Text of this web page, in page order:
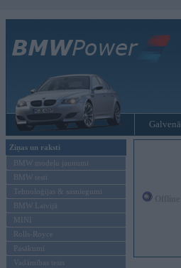
Galvenā
Ziņas un raksti
BMW modeļu jaunumi
BMW testi
Tehnoloģijas & sasniegumi
BMW Latvijā
MINI
Rolls-Royce
Pasākumi
Vadāmības tests